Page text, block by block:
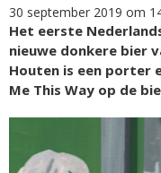
30 september 2019 om
Het eerste
nieuwe donkere bier
Houten is een porter
Me This Way op de